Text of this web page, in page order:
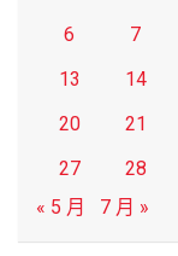
6
7
13
14
20
21
27
28
« 5 月
7 月 »